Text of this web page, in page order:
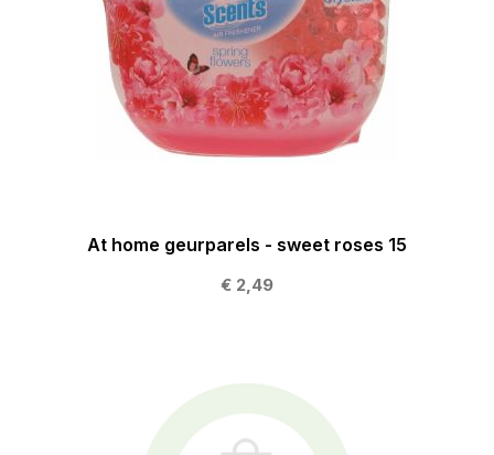
At home geurparels - sweet roses 15
€ 2,49